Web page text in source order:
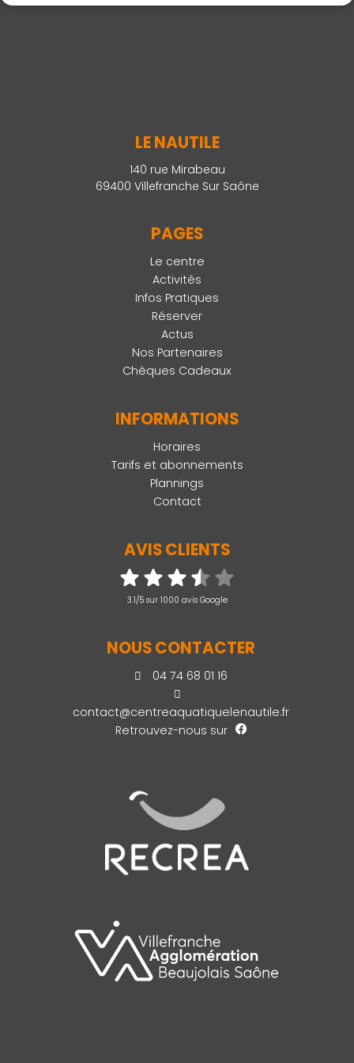
LE NAUTILE
140 rue Mirabeau
69400 Villefranche Sur Saône
PAGES
Le centre
Activités
Infos Pratiques
Réserver
Actus
Nos Partenaires
Chèques Cadeaux
INFORMATIONS
Horaires
Tarifs et abonnements
Plannings
Contact
AVIS CLIENTS
3.1/5 sur 1000 avis Google
NOUS CONTACTER
04 74 68 01 16
contact@centreaquatiquelenautile.fr
Retrouvez-nous sur